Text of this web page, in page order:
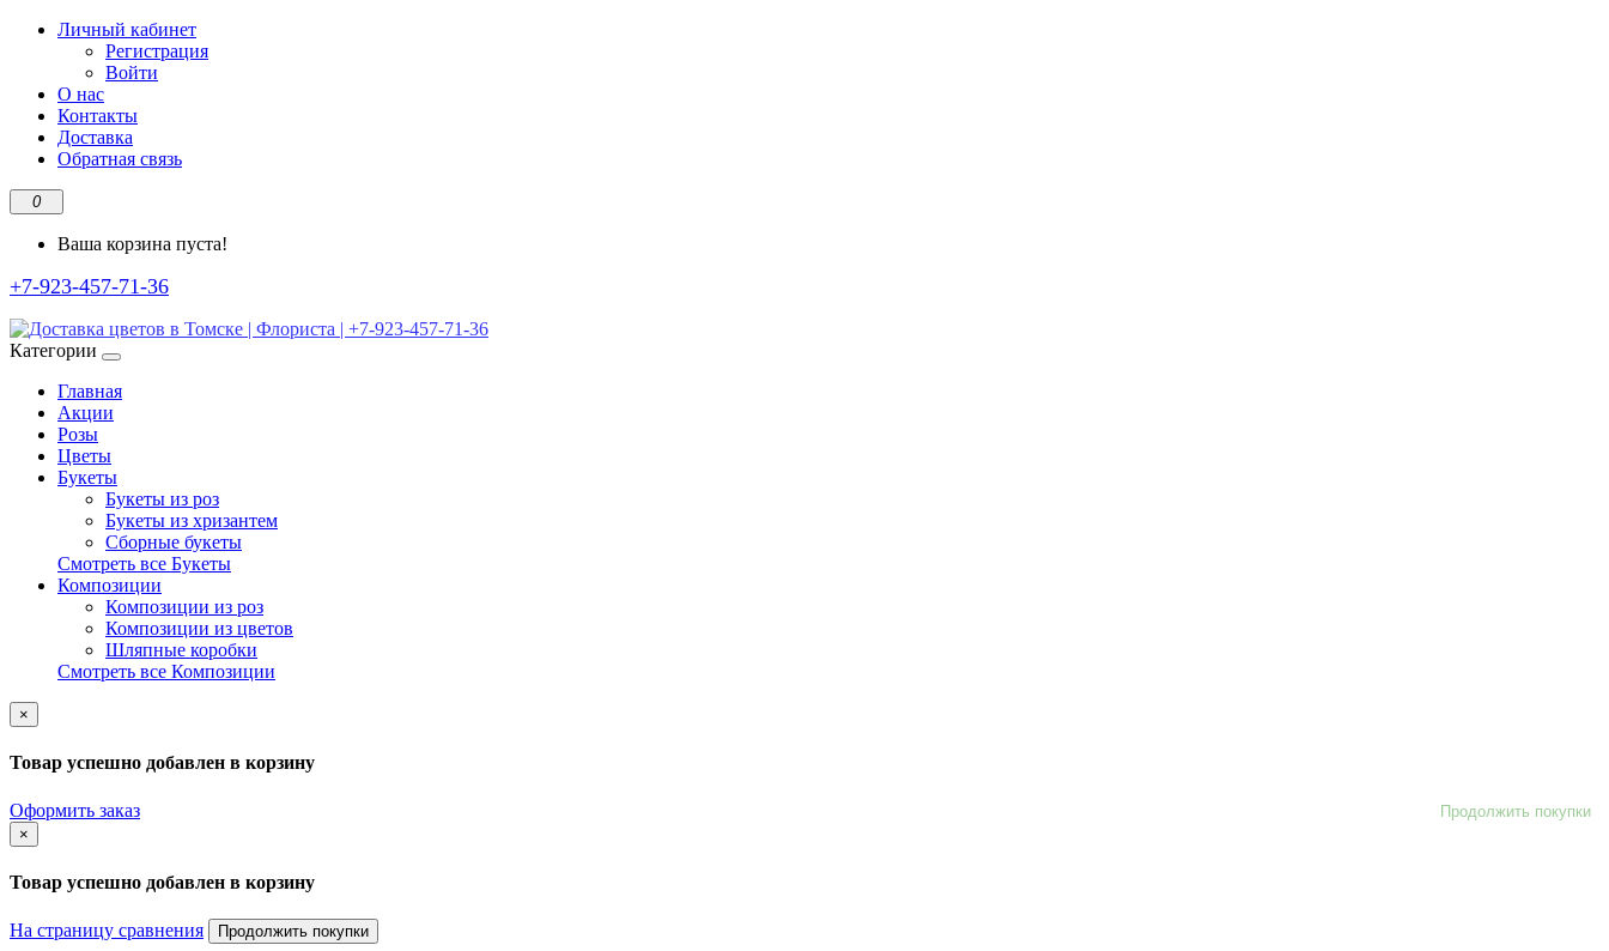
Личный кабинет
Регистрация
Войти
О нас
Контакты
Доставка
Обратная связь
0
Ваша корзина пуста!
+7-923-457-71-36
Категории
Главная
Акции
Розы
Цветы
Букеты
Букеты из роз
Букеты из хризантем
Сборные букеты
Смотреть все Букеты
Композиции
Композиции из роз
Композиции из цветов
Шляпные коробки
Смотреть все Композиции
×
Товар успешно добавлен в корзину
Оформить заказ
Продолжить покупки
×
Товар успешно добавлен в корзину
На страницу сравнения Продолжить покупки